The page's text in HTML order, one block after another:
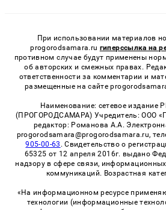
При использовании материалов
progorodsamara.ru гиперссылка на
противном случае будут применены
об авторских и смежных правах.
ответственности за комментарии и
размещенные на сайте
Наименование: сетевое издание
(ПРОГОРОДСАМАРА) Учредитель: ООО
редактор: Романова А.А.
progorodsamara@progorodsamara.ru,
905-00-63 . Свидетельство о
65325 от 12 апреля 2016г. выдано
надзору в сфере связи,
коммуникаций. Возрастная
«На информационном ресурсе
технологии (информационные